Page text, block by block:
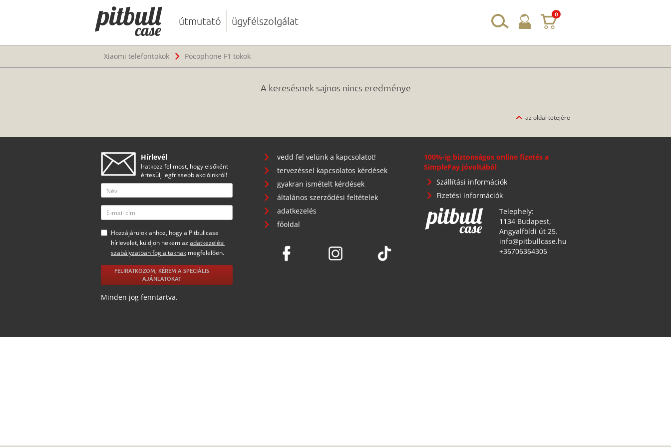
0
útmutató ügyfélszolgálat
Xiaomi telefontokok Pocophone F1 tokok
A keresésnek sajnos nincs eredménye
az oldal tetejére
Hírlevél
Iratkozz fel most, hogy elsőként
értesülj legfrissebb akcióinkról!
Hozzájárulok ahhoz, hogy a Pitbullcase
hírlevelet, küldjön nekem azadatkezelési
szabályzatban foglaltaknak megfelelően.
FELIRATKOZOM, KÉREM A SPECIÁLIS
AJÁNLATOKAT
Minden jog fenntartva.
vedd fel velünk a kapcsolatot!
tervezéssel kapcsolatos kérdések
gyakran ismételt kérdések
általános szerződési feltételek
adatkezelés
főoldal
100%-ig biztonságos online fizetés a
SimplePay jóvoltából
Szállítási információk
Fizetési információk
Telephely:
1134 Budapest,
Angyalföldi út 25.
info@pitbullcase.hu
+36706364305